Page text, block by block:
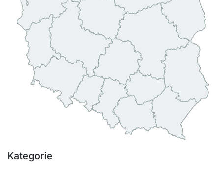
Kategorie